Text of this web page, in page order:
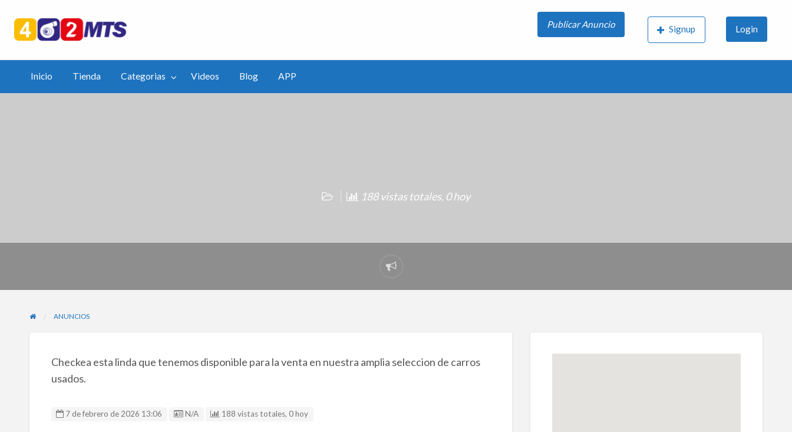
Videos Blog APP
Publicar Anuncio Signup Login
Inicio Tienda Categorias Videos Blog APP
188 vistas totales, 0 hoy
Reportar
problema
ANUNCIOS
Checkea esta linda que tenemos disponible para la venta en nuestra amplia seleccion de carros
usados.
7 de febrero de 2026 13:06 Listing ID
N/A 188 vistas totales, 0 hoy